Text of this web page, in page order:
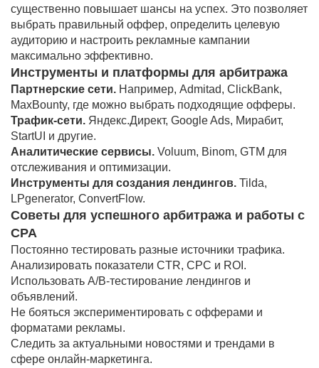
существенно повышает шансы на успех. Это позволяет
выбрать правильный оффер, определить целевую
аудиторию и настроить рекламные кампании
максимально эффективно.
Инструменты и платформы для арбитража
Партнерские сети. Например, Admitad, ClickBank,
MaxBounty, где можно выбрать подходящие офферы.
Трафик-сети. Яндекс.Директ, Google Ads, Мирабит,
StartUI и другие.
Аналитические сервисы. Voluum, Binom, GTM для
отслеживания и оптимизации.
Инструменты для создания лендингов. Tilda,
LPgenerator, ConvertFlow.
Советы для успешного арбитража и работы с
CPA
Постоянно тестировать разные источники трафика.
Анализировать показатели CTR, CPC и ROI.
Использовать A/B-тестирование лендингов и
объявлений.
Не бояться экспериментировать с офферами и
форматами рекламы.
Следить за актуальными новостями и трендами в
сфере онлайн-маркетинга.